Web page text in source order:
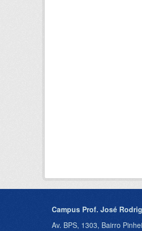
Campus Prof. José
Av. BPS, 1303, Bairro